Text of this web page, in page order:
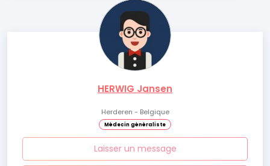
HERWIG Jansen
Herderen - Belgique
Médecin généraliste
Laisser un message